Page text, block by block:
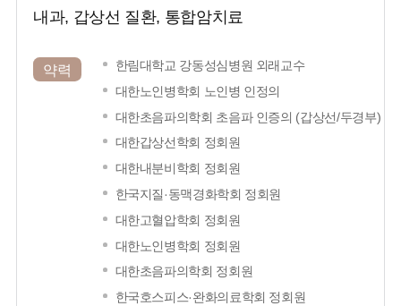
내과, 갑상선 질환, 통합암치료
약력 한림대학교 강동성심병원 외래교수
대한노인병학회 노인병 인정의
대한초음파의학회 초음파 인증의 (갑상선/두경부)
대한갑상선학회 정회원
대한내분비학회 정회원
한국지질·동맥경화학회 정회원
대한고혈압학회 정회원
대한노인병학회 정회원
대한초음파의학회 정회원
한국호스피스·완화의료학회 정회원